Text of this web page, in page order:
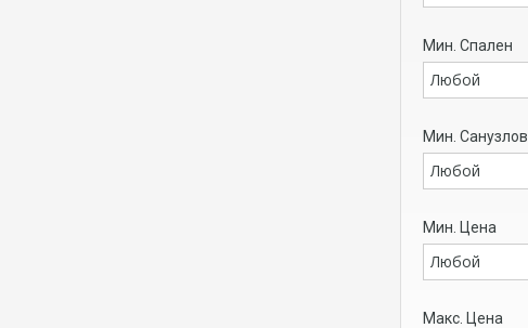
Мин. Спален
Любой
Мин. Санузлов
Любой
Мин. Цена
Любой
Макс. Цена